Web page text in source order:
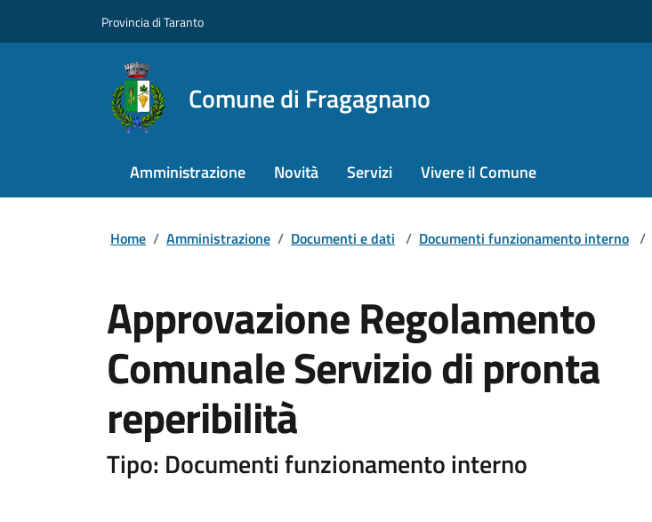
Provincia di Taranto
Comune di Fragagnano
Amministrazione Novità Servizi Vivere il Comune
Home / Amministrazione / Documenti e dati / Documenti funzionamento interno /
Approvazione Regolamento
Comunale Servizio di pronta
reperibilità
Tipo: Documenti funzionamento interno